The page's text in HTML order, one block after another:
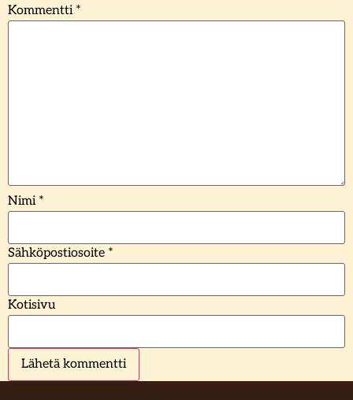
Kommentti *
Nimi *
Sähköpostiosoite *
Kotisivu